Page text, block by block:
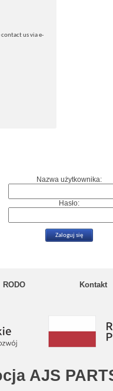
us via e-
Nazwa użytkownika:
Hasło:
RODO Kontakt
AJS